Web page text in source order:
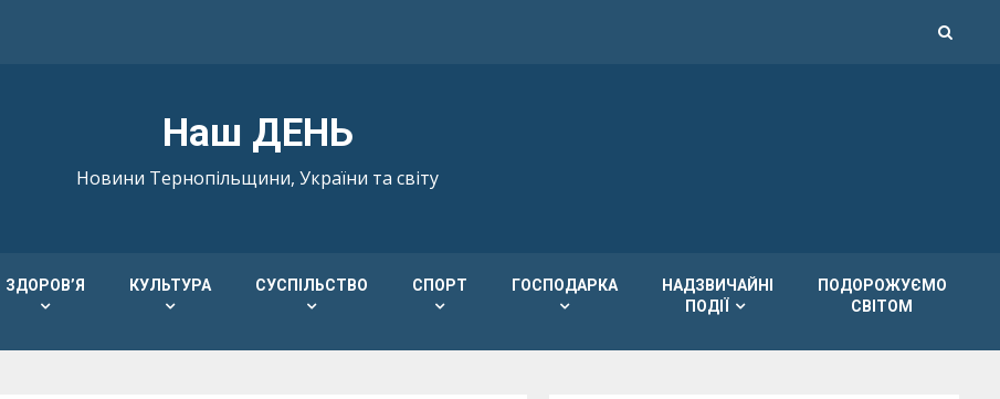
Наш ДЕНЬ
Новини Тернопільщини, України та світу
ЗДОРОВ’Я КУЛЬТУРА СУСПІЛЬСТВО СПОРТ ГОСПОДАРКА
НАДЗВИЧАЙНІ
ПОДІЇ
ПОДОРОЖУЄМО
СВІТОМ